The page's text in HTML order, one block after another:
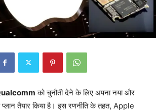
को चुनौती देने के लिए अपना नया और
प्लान तैयार किया है। इस रणनीति के तहत, Apple